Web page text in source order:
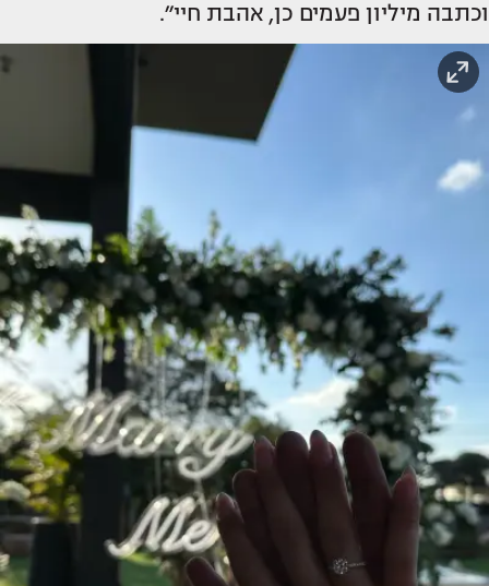
וכתבה מיליון פעמים כן, אהבת חיי״.